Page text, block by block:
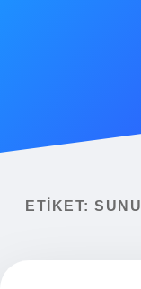
Yasal Uyarı
ETIKET: